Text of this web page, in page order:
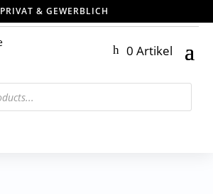
PRIVAT & GEWERBLICH
0 Artikel